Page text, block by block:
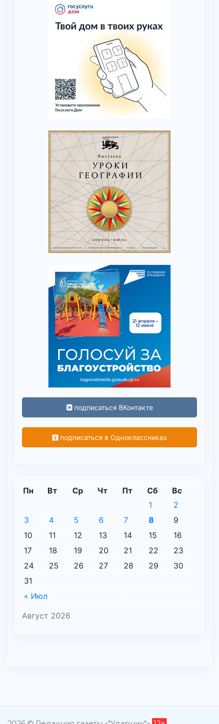
подписаться ВКонтакте
подписаться в Одноклассниках
Август 2026
Пн Вт Ср Чт Пт Сб Вс
« Июл
1
2
3
4 5 6 7 8
9
10
11 12 13 14 15
16
17
18 19 20 21 22
23
24
25 26 27 28 29
30
31